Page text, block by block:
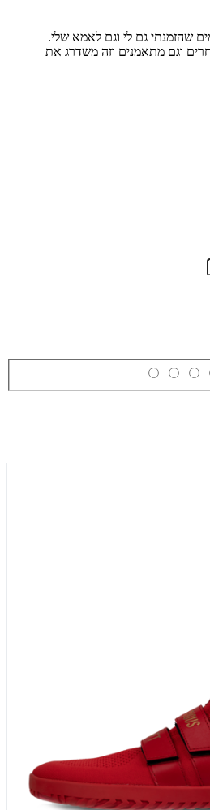
שהזמנתי גם לי וגם לאמא שלי.
וגם מתאמנים וזה משדרג את